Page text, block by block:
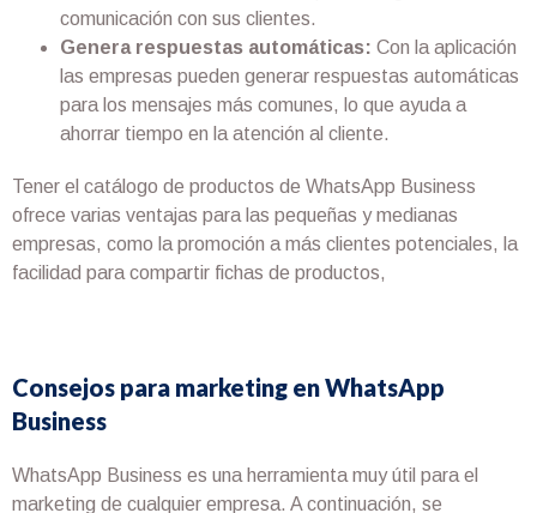
comunicación con sus clientes.
Genera respuestas automáticas: Con la aplicación
las empresas pueden generar respuestas automáticas
para los mensajes más comunes, lo que ayuda a
ahorrar tiempo en la atención al cliente.
Tener el catálogo de productos de WhatsApp Business
ofrece varias ventajas para las pequeñas y medianas
empresas, como la promoción a más clientes potenciales, la
facilidad para compartir fichas de productos,
Consejos para marketing en WhatsApp
Business
WhatsApp Business es una herramienta muy útil para el
marketing de cualquier empresa. A continuación, se